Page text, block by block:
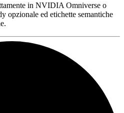
in NVIDIA Omniverse o
opzionale ed etichette semantiche